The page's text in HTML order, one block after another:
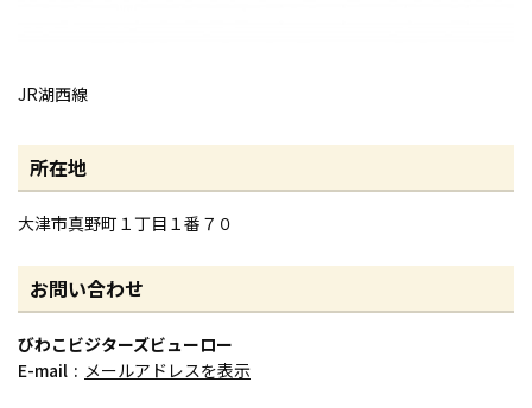
JR湖西線
所在地
大津市真野町１丁目１番７０
お問い合わせ
びわこビジターズビューロー
E-mail
メールアドレスを表示